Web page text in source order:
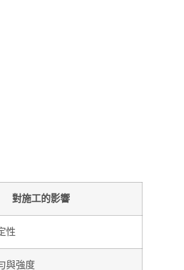
對施工的影響
性
與強度